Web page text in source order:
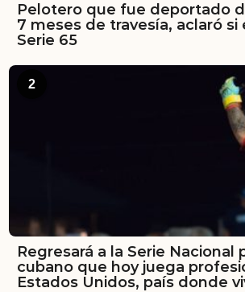
Pelotero que fue deportado
7 meses de travesía, aclaró si
Serie 65
2
Regresará a la Serie Nacional
cubano que hoy juega
Estados Unidos, país donde